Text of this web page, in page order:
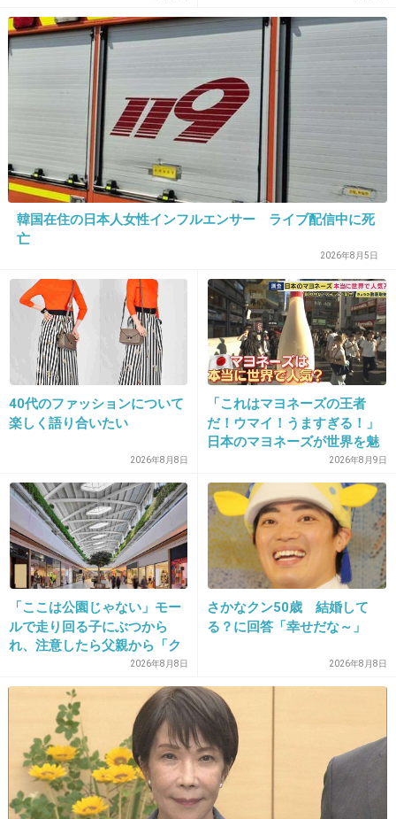
+23 -8
2026/07/08(水) 17:39:20
年上年下関係なく、自分が好きな人からモテた
いって思ってる人がほとんどだと思う
嫌いな人からモテても逆に嫌だし
あと男だけじゃなく、同性からも好感持たれて
た方が普通に嬉しい
26. 匿名2026/07/08(水) 17:39:26
若い子狙いのジジイのババアバージョンなだけ
だよ
何も大した事ないのにやたら自分に自信あるの
+27 -2
27. 匿名2026/07/08(水) 17:39:39
歳下ってどれぐらい歳下のことを言ってるんだ
ろう？
すごい頑張って5歳差ぐらいまでじゃないと
色々キツそうだなぁ
28. 匿名2026/07/08(水) 17:40:06
もうカフェで働いてる若そうな店員さん見る
韓国在住の日本人女性インフルエンサー ライブ配信中に死
亡
2026年8月5日
40代のファッションについて
楽しく語り合いたい
2026年8月8日
「これはマヨネーズの王者
だ！ウマイ！うますぎる！」
日本のマヨネーズが世界を魅
了 「ソース類」の輸出額が
過去最高を更新 人気の裏に
は卵黄のコク
2026年8月9日
「ここは公園じゃない」モー
ルで走り回る子にぶつから
れ、注意したら父親から「ク
ソババア」の暴言。「子ども
だから多めに見ろ」を強要し
てくる人物とは
2026年8月8日
さかなクン50歳 結婚して
る？に回答「幸せだな～」
2026年8月8日